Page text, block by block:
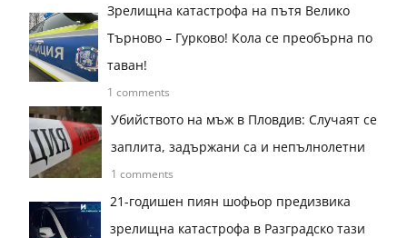
Зрелищна катастрофа на пътя Велико
Търново – Гурково! Кола се преобърна по
таван!
1 comments
Убийството на мъж в Пловдив: Случаят се
заплита, задържани са и непълнолетни
1 comments
21-годишен пиян шофьор предизвика
зрелищна катастрофа в Разградско тази